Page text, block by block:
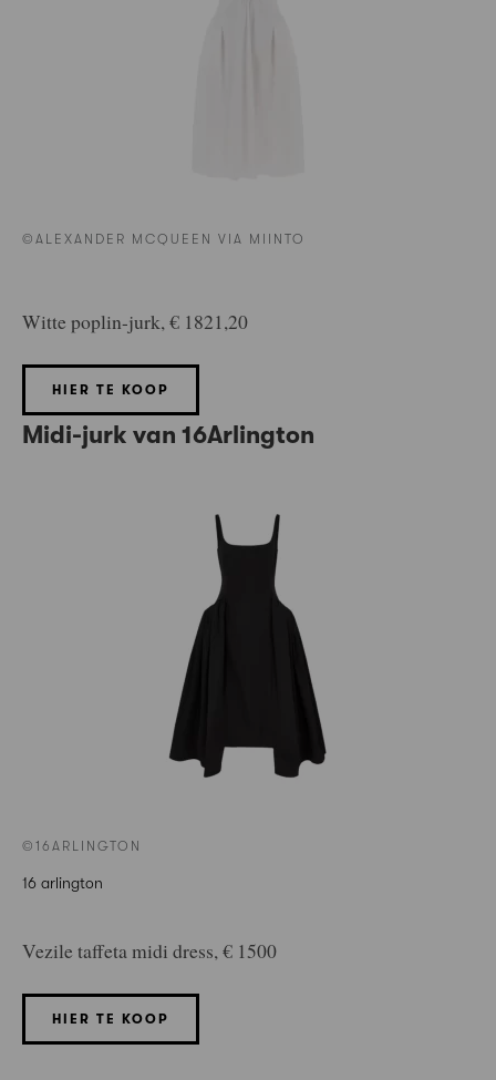
©ALEXANDER MCQUEEN VIA MIINTO
Witte poplin-jurk, € 1821,20
HIER TE KOOP
Midi-jurk van 16Arlington
©16ARLINGTON
16 arlington
Vezile taffeta midi dress, € 1500
HIER TE KOOP